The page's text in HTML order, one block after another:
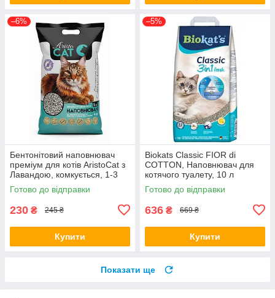
–6%
Бентонітовий наповнювач
преміум для котів AristoCat з
Лавандою, комкується, 1-3
мм, 5 л/4 кг
Готово до відправки
230 ₴ 245 ₴
Купити
–5%
Biokats Classic FIOR di
COTTON, Наповнювач для
котячого туалету, 10 л
(613620)
Готово до відправки
636 ₴ 669 ₴
Купити
Показати ще